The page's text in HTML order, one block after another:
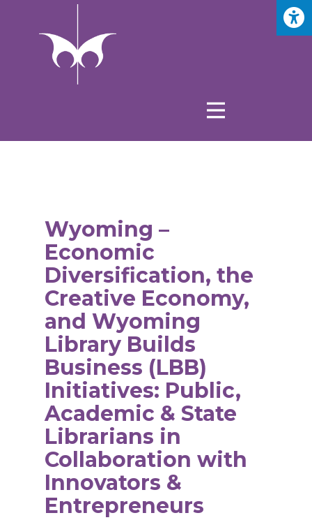
Wyoming –
Economic
Diversification, the
Creative Economy,
and Wyoming
Library Builds
Business (LBB)
Initiatives: Public,
Academic & State
Librarians in
Collaboration with
Innovators &
Entrepreneurs